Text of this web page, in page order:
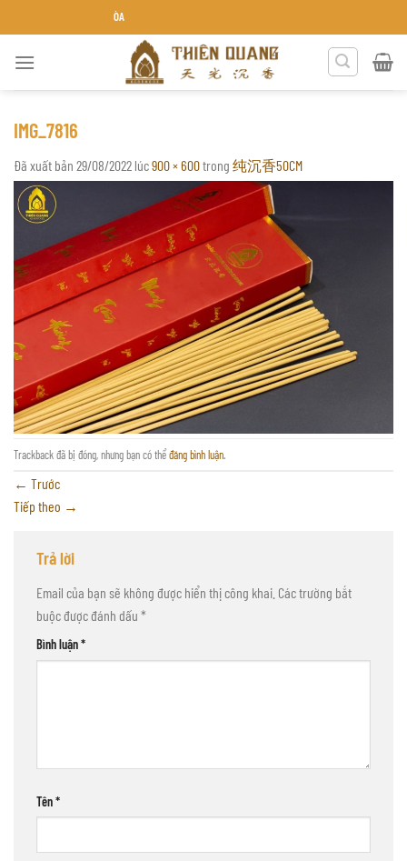
đến
IMG_7816
Đã xuất bản 29/08/2022 lúc900 × 600trong 纯沉香50CM
Trackback đã bị đóng, nhưng bạn có thểđăng bình luận.
← Trước
Tiếp theo →
Trả lời
Email của bạn sẽ không được hiển thị công khai. Các trường bắt
buộc được đánh dấu *
Bình luận*
Tên*